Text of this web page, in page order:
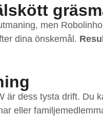
men
dina önskemål.
är dess tysta drift. Du
eller